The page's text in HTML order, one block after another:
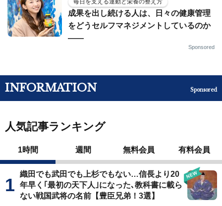
成果を出し続ける人は、日々の健康管理
をどうセルフマネジメントしているのか
——
Sponsored
INFORMATION Sponsored
人気記事ランキング
1時間 週間 無料会員 有料会員
織田でも武田でも上杉でもない…信長より20
年早く｢最初の天下人｣になった､教科書に載ら
ない戦国武将の名前【豊臣兄弟！3選】